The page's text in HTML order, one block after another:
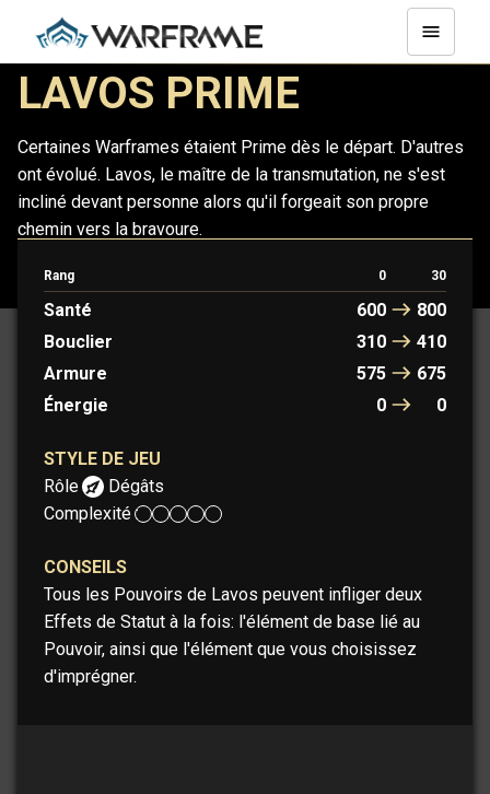
LAVOS PRIME
Certaines Warframes étaient Prime dès le départ. D'autres
ont évolué. Lavos, le maître de la transmutation, ne s'est
incliné devant personne alors qu'il forgeait son propre
chemin vers la bravoure.
Rang 0 30
Santé 600
800
Bouclier
310
410
Armure
575
675
Énergie
0 0
STYLE DE JEU
Rôle :
Dégâts
Complexité :
CONSEILS
Tous les Pouvoirs de Lavos peuvent infliger deux
Effets de Statut à la fois: l'élément de base lié au
Pouvoir, ainsi que l'élément que vous choisissez
d'imprégner.